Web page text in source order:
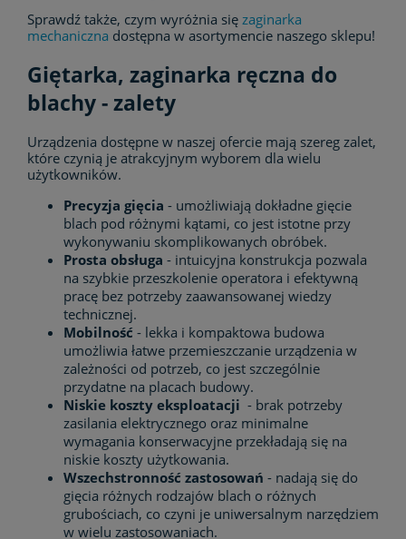
Sprawdź także, czym wyróżnia się zaginarka
mechaniczna dostępna w asortymencie naszego sklepu!
Giętarka, zaginarka ręczna do
blachy - zalety
Urządzenia dostępne w naszej ofercie mają szereg zalet,
które czynią je atrakcyjnym wyborem dla wielu
użytkowników.
Precyzja gięcia - umożliwiają dokładne gięcie
blach pod różnymi kątami, co jest istotne przy
wykonywaniu skomplikowanych obróbek.
Prosta obsługa - intuicyjna konstrukcja pozwala
na szybkie przeszkolenie operatora i efektywną
pracę bez potrzeby zaawansowanej wiedzy
technicznej.
Mobilność - lekka i kompaktowa budowa
umożliwia łatwe przemieszczanie urządzenia w
zależności od potrzeb, co jest szczególnie
przydatne na placach budowy.
Niskie koszty eksploatacji - brak potrzeby
zasilania elektrycznego oraz minimalne
wymagania konserwacyjne przekładają się na
niskie koszty użytkowania.
Wszechstronność zastosowań - nadają się do
gięcia różnych rodzajów blach o różnych
grubościach, co czyni je uniwersalnym narzędziem
w wielu zastosowaniach.